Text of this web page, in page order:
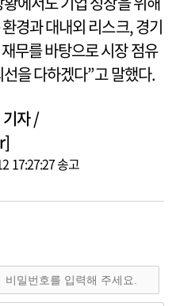
경과 대내외 리스크, 경기
무를 바탕으로 시장 점유
을 다하겠다”고 말했다.
자 /
17:27:27 송고